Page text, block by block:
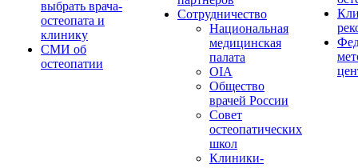
выбрать врача-
остеопата и
клинику
СМИ об
остеопатии
Сотрудничество
Национальная
медицинская
палата
OIA
Общество
врачей России
Совет
остеопатических
школ
Клиники-